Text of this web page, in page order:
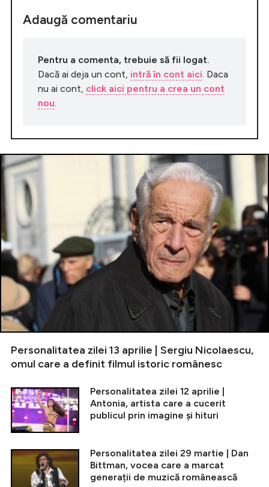
Adaugă comentariu
Pentru a comenta, trebuie să fii logat.
Dacă ai deja un cont, intră în cont aici . Daca
nu ai cont, click aici pentru a crea un cont
nou
Personalitatea zilei 13 aprilie | Sergiu Nicolaescu,
omul care a definit filmul istoric românesc
Personalitatea zilei 12 aprilie |
Antonia, artista care a cucerit
publicul prin imagine și hituri
Personalitatea zilei 29 martie | Dan
Bittman, vocea care a marcat
generații de muzică românească